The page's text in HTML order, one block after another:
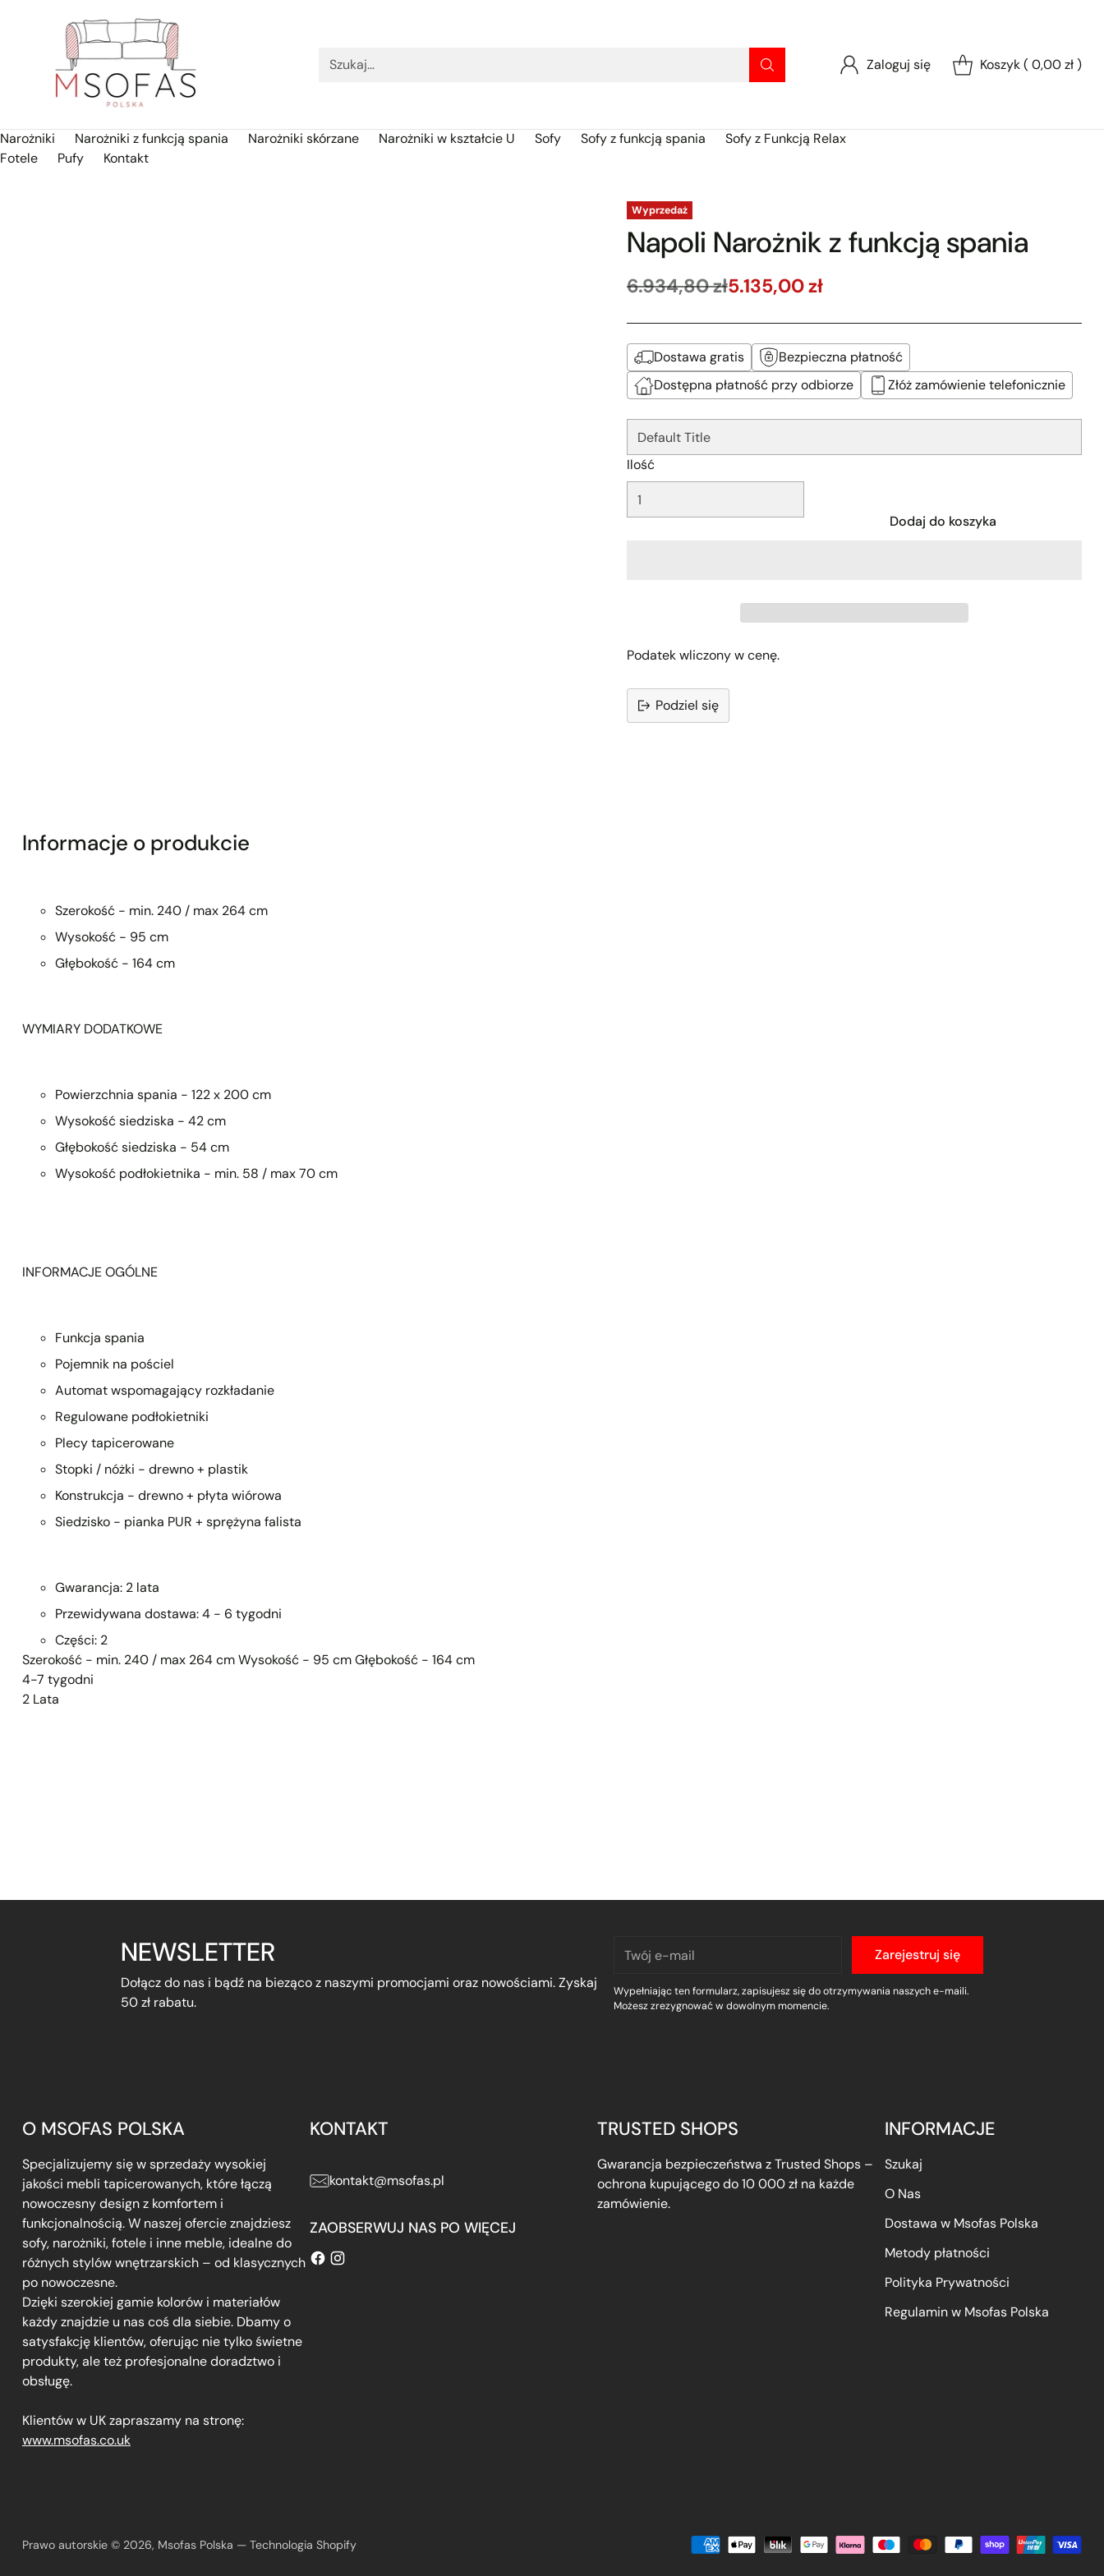
□
Szukaj… Zaloguj się Koszyk ( 0,00 zł )
Narożniki Narożniki z funkcją spania Narożniki skórzane Narożniki w kształcie U Sofy Sofy z funkcją spania
Sofy z Funkcją Relax
Fotele
Pufy Kontakt
Wyprzedaż
Napoli Narożnik z funkcją spania
Cena
regularna
6.934,80 zł5.135,00 zł
Dostawa gratis
Bezpieczna płatność
Dostępna płatność przy odbiorze
Złóż zamówienie telefonicznie
Ilość
Dodaj do koszyka
Podatek wliczony w cenę.
Podziel się
Informacje o produkcie
Szerokość - min. 240 / max 264 cm
Wysokość - 95 cm
Głębokość - 164 cm
WYMIARY DODATKOWE
Powierzchnia spania - 122 x 200 cm
Wysokość siedziska - 42 cm
Głębokość siedziska - 54 cm
Wysokość podłokietnika - min. 58 / max 70 cm
INFORMACJE OGÓLNE
Funkcja spania
Pojemnik na pościel
Automat wspomagający rozkładanie
Regulowane podłokietniki
Plecy tapicerowane
Stopki / nóżki - drewno + plastik
Konstrukcja - drewno + płyta wiórowa
Siedzisko - pianka PUR + sprężyna falista
Gwarancja: 2 lata
Przewidywana dostawa: 4 - 6 tygodni
Części: 2
Szerokość - min. 240 / max 264 cm Wysokość - 95 cm Głębokość - 164 cm
4-7 tygodni
2 Lata
NEWSLETTER
Dołącz do nas i bądź na bieząco z naszymi promocjami oraz nowościami. Zyskaj
50 zł rabatu.
e-
mail
Zarejestruj się
Wypełniając ten formularz, zapisujesz się do otrzymywania naszych e-maili.
Możesz zrezygnować w dowolnym momencie.
O MSOFAS POLSKA
Specjalizujemy się w sprzedaży wysokiej
jakości mebli tapicerowanych, które łączą
nowoczesny design z komfortem i
funkcjonalnością. W naszej ofercie znajdziesz
sofy, narożniki, fotele i inne meble, idealne do
różnych stylów wnętrzarskich – od klasycznych
po nowoczesne.
Dzięki szerokiej gamie kolorów i materiałów
każdy znajdzie u nas coś dla siebie. Dbamy o
satysfakcję klientów, oferując nie tylko świetne
produkty, ale też profesjonalne doradztwo i
obsługę.
Klientów w UK zapraszamy na stronę:
www.msofas.co.uk
KONTAKT
kontakt@msofas.pl
ZAOBSERWUJ NAS PO WIĘCEJ
TRUSTED SHOPS
Gwarancja bezpieczeństwa z Trusted Shops –
ochrona kupującego do 10 000 zł na każde
zamówienie.
INFORMACJE
Szukaj
O Nas
Dostawa w Msofas Polska
Metody płatności
Polityka Prywatności
Regulamin w Msofas Polska
Prawo autorskie © 2026, Msofas Polska — Technologia Shopify